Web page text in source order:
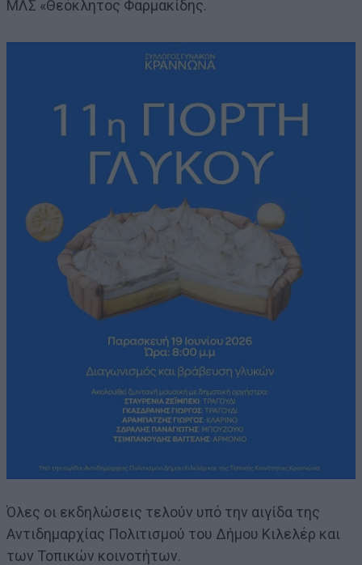
ΜΛΣ «Θεόκλητος Φαρμακίδης.
Όλες οι εκδηλώσεις τελούν υπό την αιγίδα της
Αντιδημαρχίας Πολιτισμού του Δήμου Κιλελέρ και
των Τοπικών κοινοτήτων.